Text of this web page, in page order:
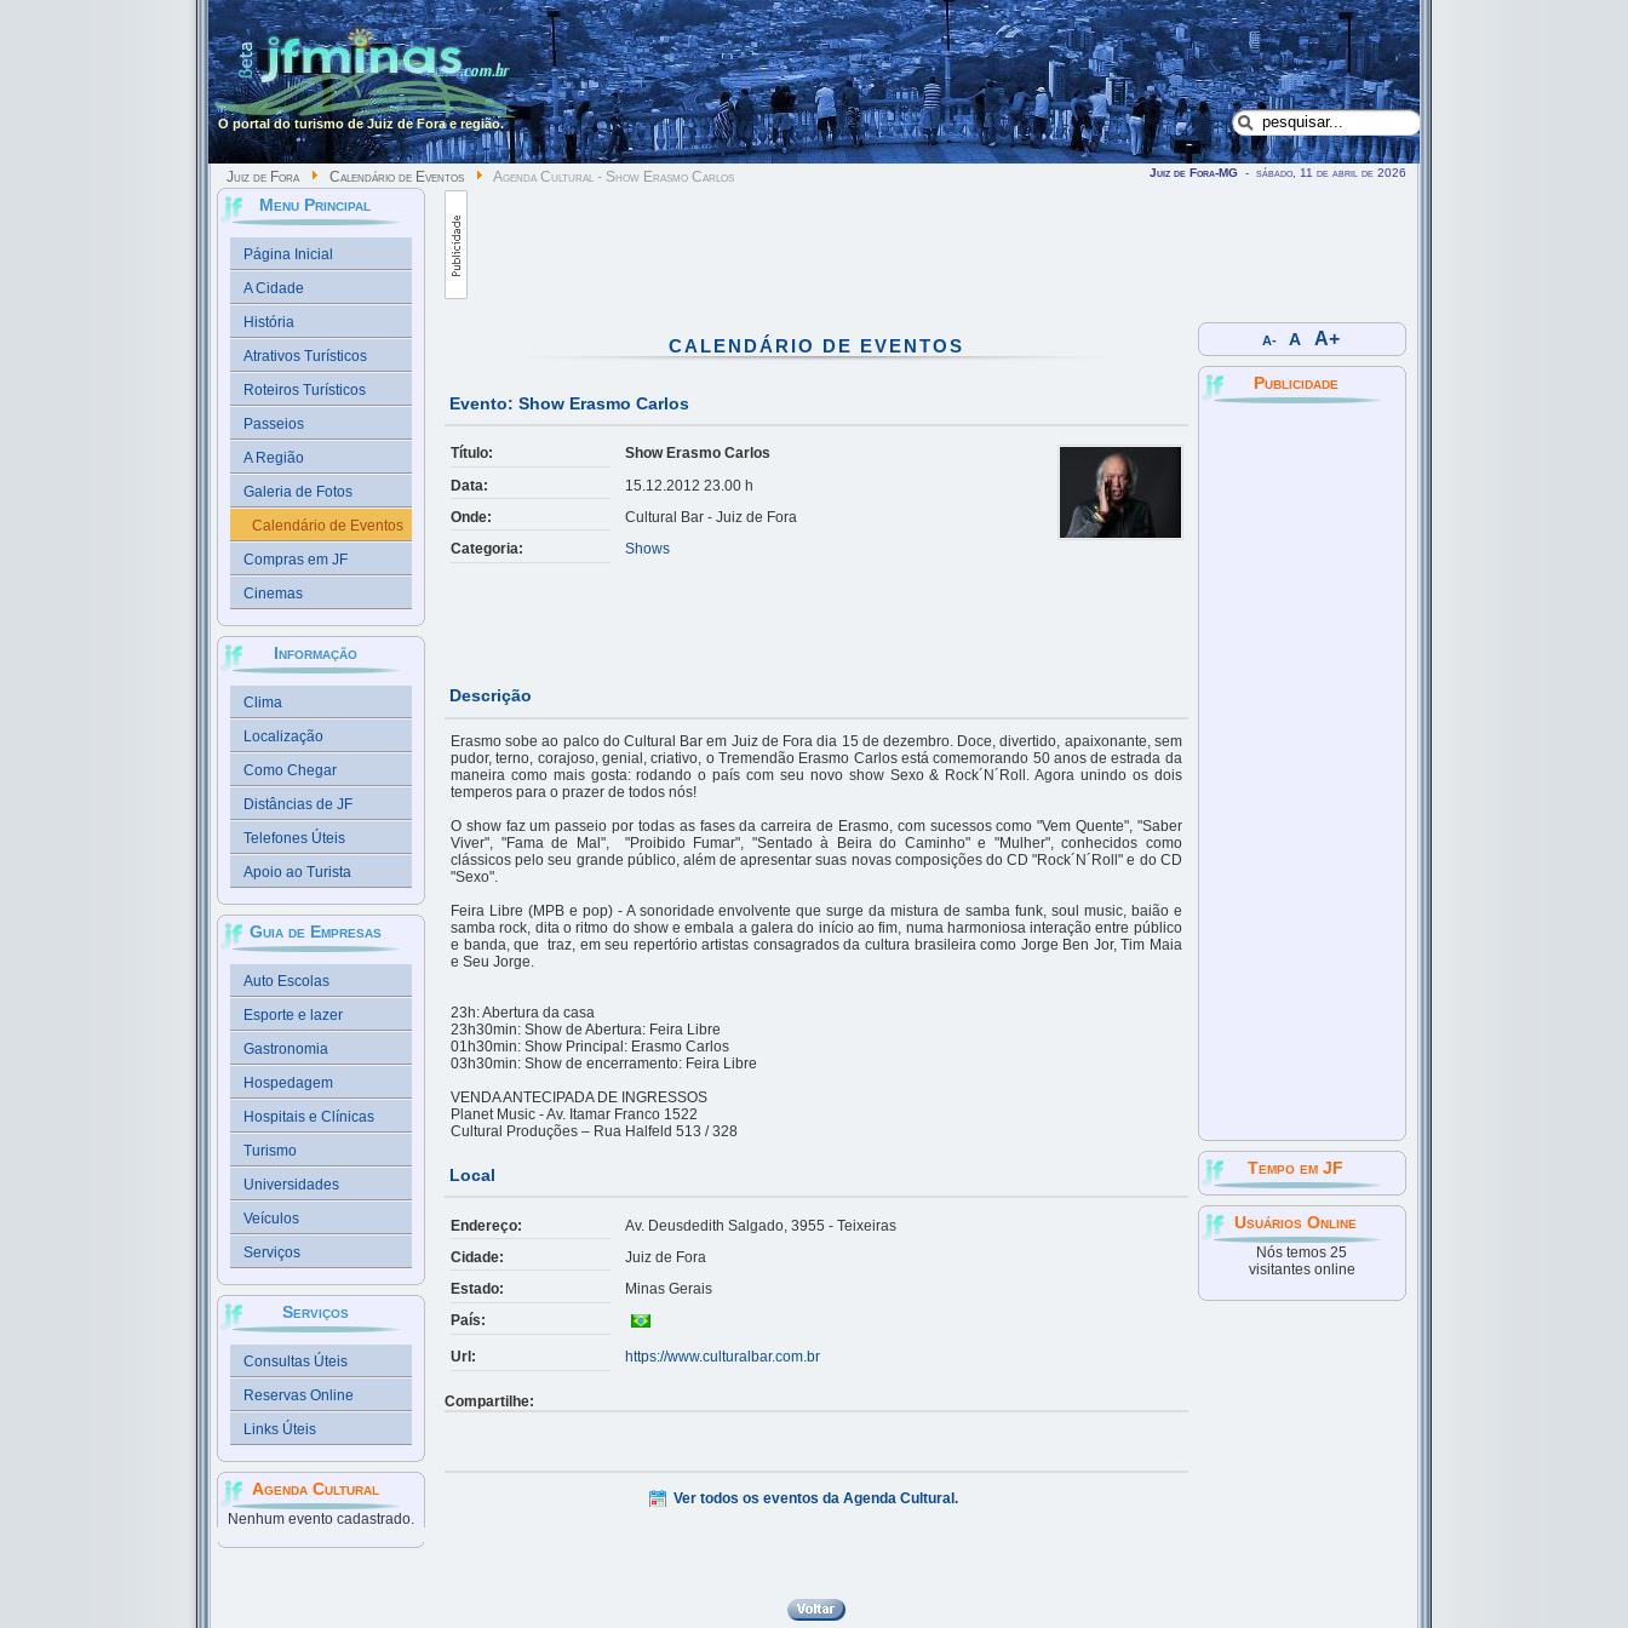
O portal do turismo de Juiz de Fora e região.
Juiz de Fora Calendário de Eventos Agenda Cultural - Show Erasmo Carlos Juiz de Fora-MG - sábado, 11 de abril de 2026
Menu Principal
Página Inicial
A Cidade
História
Atrativos Turísticos
Roteiros Turísticos
Passeios
A Região
Galeria de Fotos
Calendário de Eventos
Compras em JF
Cinemas
Informação
Clima
Localização
Como Chegar
Distâncias de JF
Telefones Úteis
Apoio ao Turista
Guia de Empresas
Auto Escolas
Esporte e lazer
Gastronomia
Hospedagem
Hospitais e Clínicas
Turismo
Universidades
Veículos
Serviços
Serviços
Consultas Úteis
Reservas Online
Links Úteis
Agenda Cultural
Nenhum evento cadastrado.
CALENDÁRIO DE EVENTOS
Evento: Show Erasmo Carlos
Título:
Show Erasmo Carlos
Data:
15.12.2012 23.00 h
Onde:
Cultural Bar - Juiz de Fora
Categoria:
Shows
Descrição
Erasmo sobe ao palco do Cultural Bar em Juiz de Fora dia 15 de dezembro. Doce, divertido, apaixonante, sem
pudor, terno, corajoso, genial, criativo, o Tremendão Erasmo Carlos está comemorando 50 anos de estrada da
maneira como mais gosta: rodando o país com seu novo show Sexo & Rock´N´Roll. Agora unindo os dois
temperos para o prazer de todos nós!
O show faz um passeio por todas as fases da carreira de Erasmo, com sucessos como "Vem Quente", "Saber
Viver", "Fama de Mal", "Proibido Fumar", "Sentado à Beira do Caminho" e "Mulher", conhecidos como
clássicos pelo seu grande público, além de apresentar suas novas composições do CD "Rock´N´Roll" e do CD
"Sexo".
Feira Libre (MPB e pop) - A sonoridade envolvente que surge da mistura de samba funk, soul music, baião e
samba rock, dita o ritmo do show e embala a galera do início ao fim, numa harmoniosa interação entre público
e banda, que traz, em seu repertório artistas consagrados da cultura brasileira como Jorge Ben Jor, Tim Maia
e Seu Jorge.
23h: Abertura da casa
23h30min: Show de Abertura: Feira Libre
01h30min: Show Principal: Erasmo Carlos
03h30min: Show de encerramento: Feira Libre
VENDA ANTECIPADA DE INGRESSOS
Planet Music - Av. Itamar Franco 1522
Cultural Produções – Rua Halfeld 513 / 328
Local
Endereço:
Av. Deusdedith Salgado, 3955 - Teixeiras
Cidade:
Juiz de Fora
Estado:
Minas Gerais
País:
Url: https://www.culturalbar.com.br
Compartilhe:
Ver todos os eventos da Agenda Cultural.
A- A A+
Publicidade
Tempo em JF
Usuários Online
Nós temos 25
visitantes online